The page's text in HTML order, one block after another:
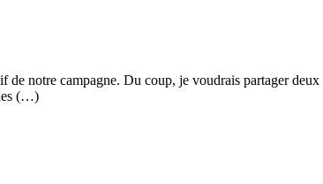
notre campagne. Du coup, je voudrais partager
(…)